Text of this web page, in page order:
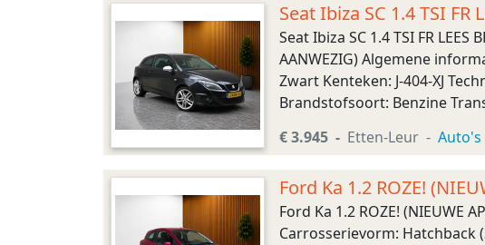
Seat Ibiza SC 1.4 TSI FR
VOLLEDIGE GESCH
Seat Ibiza SC 1.4 TSI FR LEES
AANWEZIG) Algemene
Zwart Kenteken: J-404-XJ
Brandstofsoort: Benzine
€ 3.945 Etten-Leur Auto's
Ford Ka 1.2 ROZE!
Ford Ka 1.2 ROZE! (NIEUWE
Carrosserievorm: Hatchback